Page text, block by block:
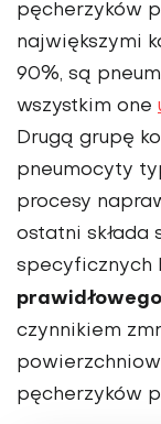
pęcherzyków
największymi
90%, są
wszystkim one
Drugą grupę
pneumocyty
procesy
ostatni składa
specyficznych
czynnikiem
pęcherzyków